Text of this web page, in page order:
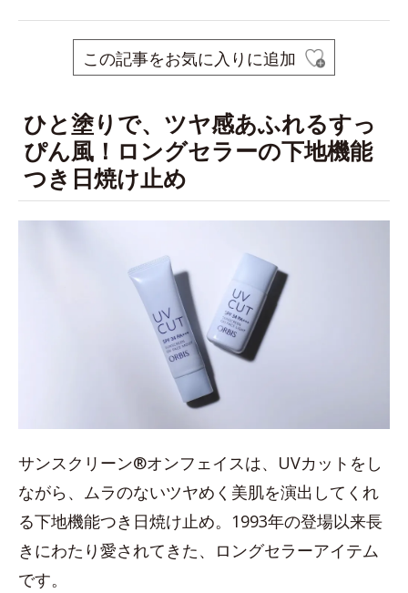
この記事をお気に入りに追加
ひと塗りで、ツヤ感あふれるすっ
ぴん風！ロングセラーの下地機能
つき日焼け止め
サンスクリーン®オンフェイスは、UVカットをし
ながら、ムラのないツヤめく美肌を演出してくれ
る下地機能つき日焼け止め。1993年の登場以来長
きにわたり愛されてきた、ロングセラーアイテム
です。